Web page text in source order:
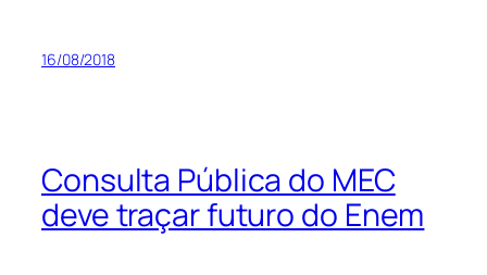
16/08/2018
Consulta Pública do MEC
deve traçar futuro do Enem